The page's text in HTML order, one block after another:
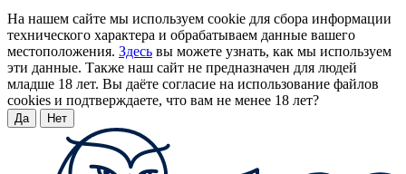
На нашем сайте мы используем cookie для сбора информации
технического характера и обрабатываем данные вашего
местоположения. Здесь вы можете узнать, как мы используем
эти данные. Также наш сайт не предназначен для людей
младше 18 лет. Вы даёте согласие на использование файлов
cookies и подтверждаете, что вам не менее 18 лет?
Да Нет